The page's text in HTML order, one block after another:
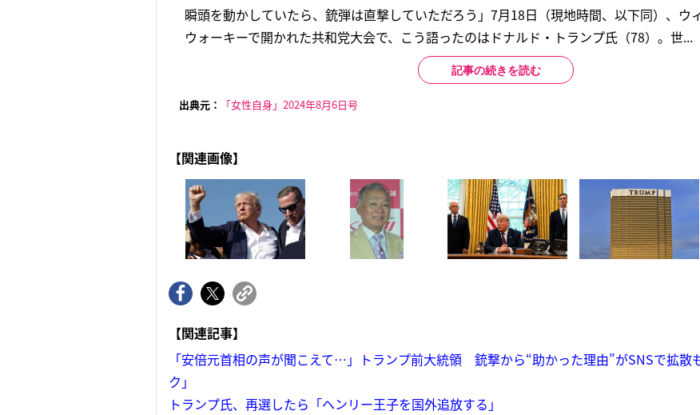
瞬頭を動かしていたら、銃弾は直撃していただろう」7月18日（現地時間、以下同）、ウ
ウォーキーで開かれた共和党大会で、こう語ったのはドナルド・トランプ氏（78）。世...
記事の続きを読む
出典元： 「女性自身」2024年8月6日号
【関連画像】
【関連記事】
「安倍元首相の声が聞こえて…」トランプ前大統領 銃撃から“助かった理由”がSNSで拡
ク」
トランプ氏、再選したら「ヘンリー王子を国外追放する」